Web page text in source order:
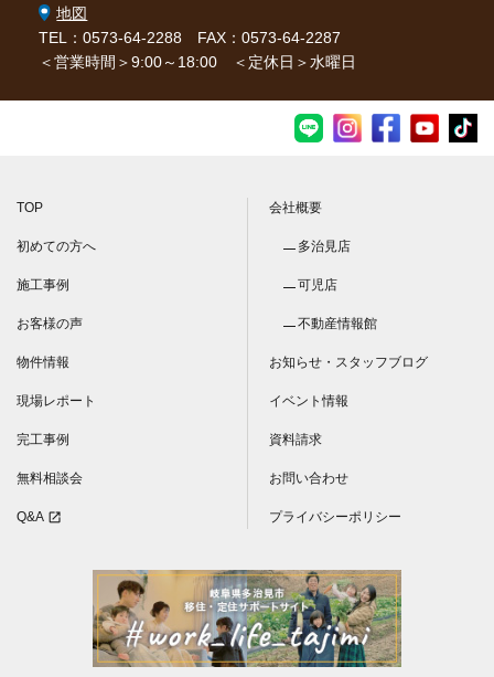
地図
TEL：0573-64-2288 FAX：0573-64-2287
＜営業時間＞9:00～18:00 ＜定休日＞水曜日
TOP
初めての方へ
施工事例
お客様の声
物件情報
現場レポート
完工事例
無料相談会
Q&A open_in_new
会社概要
多治見店
可児店
不動産情報館
お知らせ・スタッフブログ
イベント情報
資料請求
お問い合わせ
プライバシーポリシー